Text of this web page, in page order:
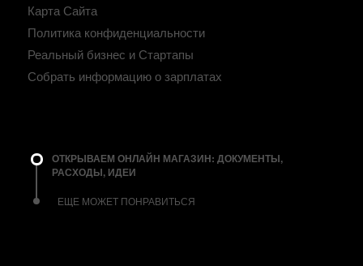
Карта Сайта
Политика конфиденциальности
Реальный бизнес и Стартапы
Собрать информацию о зарплатах
ОТКРЫВАЕМ ОНЛАЙН МАГАЗИН: ДОКУМЕНТЫ,
РАСХОДЫ, ИДЕИ
ЕЩЕ МОЖЕТ ПОНРАВИТЬСЯ